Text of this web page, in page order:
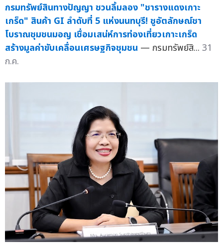
กรมทรัพย์สินทางปัญญา ชวนลิ้มลอง "ชารางแดงเกาะ
เกร็ด" สินค้า GI ลำดับที่ 5 แห่งนนทบุรี! ชูอัตลักษณ์ชา
โบราณชุมชนมอญ เชื่อมเสน่ห์การท่องเที่ยวเกาะเกร็ด
สร้างมูลค่าขับเคลื่อนเศรษฐกิจชุมชน — กรมทรัพย์สิ... 31
ก.ค.